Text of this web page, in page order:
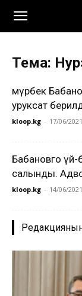
Тема:
Өмүрбек
уруксат
kloop.kg - 17/06/2021
Бабановго
салынды.
kloop.kg - 14/06/2021